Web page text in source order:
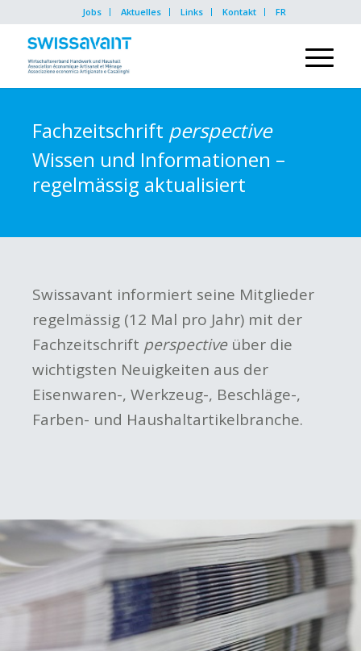
Jobs Aktuelles Links Kontakt FR
Fachzeitschrift perspective
Wissen und Informationen –
regelmässig aktualisiert
Swissavant informiert seine Mitglieder
regelmässig (12 Mal pro Jahr) mit der
Fachzeitschrift perspectiveüber die
wichtigsten Neuigkeiten aus der
Eisenwaren-, Werkzeug-, Beschläge-,
Farben- und Haushaltartikelbranche.